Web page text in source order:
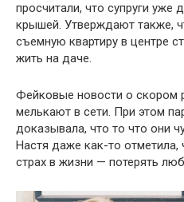
просчитали, что супруги уже
крышей. Утверждают также,
съемную квартиру в центре
жить на даче.
Фейковые новости о скором
мелькают в сети. При этом
доказывала, что то что они
Настя даже как-то
страх в жизни — потерять